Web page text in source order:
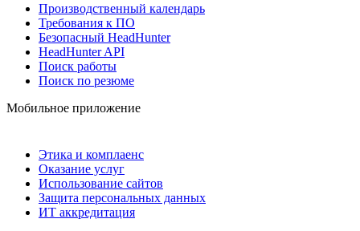
Производственный календарь
Требования к ПО
Безопасный HeadHunter
HeadHunter API
Поиск работы
Поиск по резюме
Мобильное приложение
Этика и комплаенс
Оказание услуг
Использование сайтов
Защита персональных данных
ИТ аккредитация